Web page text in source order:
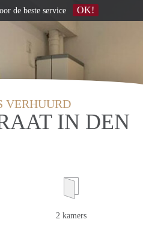
VERHUURD
IN DEN
2 kamers
de beste service OK!